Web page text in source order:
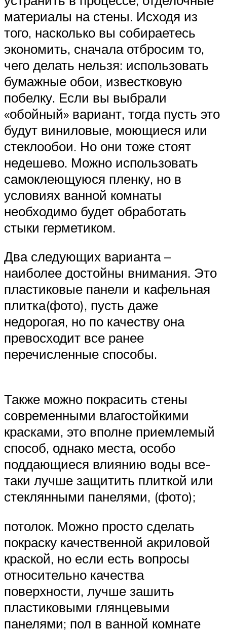
материалы на стены. Исходя из
того, насколько вы собираетесь
экономить, сначала отбросим то,
чего делать нельзя: использовать
бумажные обои, известковую
побелку. Если вы выбрали
«обойный» вариант, тогда пусть это
будут виниловые, моющиеся или
стеклообои. Но они тоже стоят
недешево. Можно использовать
самоклеющуюся пленку, но в
условиях ванной комнаты
необходимо будет обработать
стыки герметиком.
Два следующих варианта –
наиболее достойны внимания. Это
пластиковые панели и кафельная
плитка(фото), пусть даже
недорогая, но по качеству она
превосходит все ранее
перечисленные способы.
Также можно покрасить стены
современными влагостойкими
красками, это вполне приемлемый
способ, однако места, особо
поддающиеся влиянию воды все-
таки лучше защитить плиткой или
стеклянными панелями, (фото);
потолок. Можно просто сделать
покраску качественной акриловой
краской, но если есть вопросы
относительно качества
поверхности, лучше зашить
пластиковыми глянцевыми
панелями; пол в ванной комнате